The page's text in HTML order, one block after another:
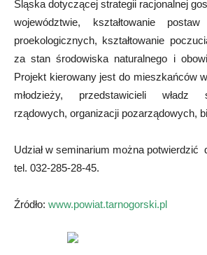
Śląska dotyczącej strategii racjonalnej
województwie, kształtowanie
proekologicznych, kształtowanie
za stan środowiska naturalnego i
Projekt kierowany jest do mieszkańców
młodzieży, przedstawicieli władz
rządowych, organizacji pozarządowych,
Udział w seminarium można potwierdzić
tel. 032-285-28-45.
Źródło: www.powiat.tarnogorski.pl